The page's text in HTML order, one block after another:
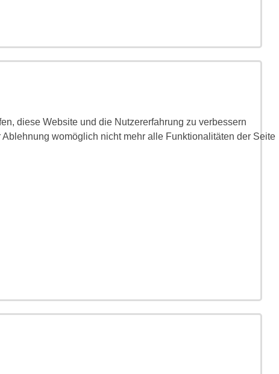
diese Website und die Nutzererfahrung zu verbessern
womöglich nicht mehr alle Funktionalitäten der Seite